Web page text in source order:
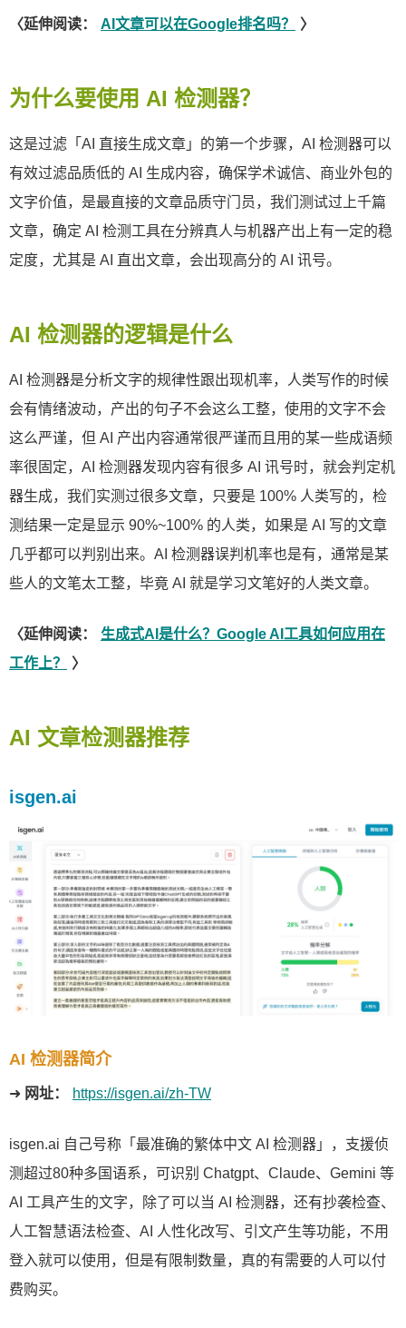
〈延伸阅读： AI文章可以在Google排名吗？ 〉
为什么要使用 AI 检测器？
这是过滤「AI 直接生成文章」的第一个步骤，AI 检测器可以
有效过滤品质低的 AI 生成内容，确保学术诚信、商业外包的
文字价值，是最直接的文章品质守门员，我们测试过上千篇
文章，确定 AI 检测工具在分辨真人与机器产出上有一定的稳
定度，尤其是 AI 直出文章，会出现高分的 AI 讯号。
AI 检测器的逻辑是什么
AI 检测器是分析文字的规律性跟出现机率，人类写作的时候
会有情绪波动，产出的句子不会这么工整，使用的文字不会
这么严谨，但 AI 产出内容通常很严谨而且用的某一些成语频
率很固定，AI 检测器发现内容有很多 AI 讯号时，就会判定机
器生成，我们实测过很多文章，只要是 100% 人类写的，检
测结果一定是显示 90%~100% 的人类，如果是 AI 写的文章
几乎都可以判别出来。AI 检测器误判机率也是有，通常是某
些人的文笔太工整，毕竟 AI 就是学习文笔好的人类文章。
〈延伸阅读：
生成式AI是什么？Google AI工具如何应用在
工作上？
〉
AI 文章检测器推荐
isgen.ai
AI 检测器简介
➜ 网址： https://isgen.ai/zh-TW
isgen.ai 自己号称「最准确的繁体中文 AI 检测器」，支援侦
测超过80种多国语系，可识别 Chatgpt、Claude、Gemini 等
AI 工具产生的文字，除了可以当 AI 检测器，还有抄袭检查、
人工智慧语法检查、AI 人性化改写、引文产生等功能，不用
登入就可以使用，但是有限制数量，真的有需要的人可以付
费购买。